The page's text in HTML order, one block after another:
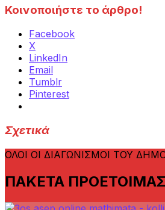
Κοινοποιήστε το άρθρο!
Facebook
X
LinkedIn
Email
Tumblr
Pinterest
Σχετικά
ΟΛΟΙ ΟΙ ΔΙΑΓΩΝΙΣΜΟΙ ΤΟΥ
ΠΑΚΕΤΑ